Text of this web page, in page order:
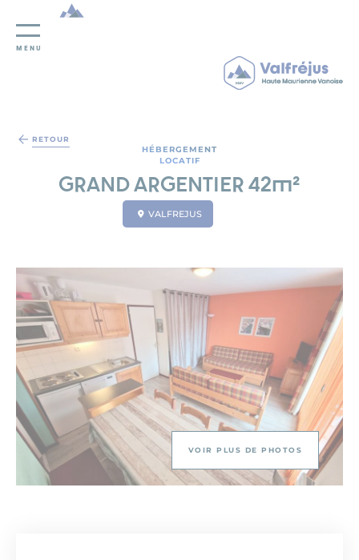
MENU
RETOUR
HÉBERGEMENT
LOCATIF
GRAND ARGENTIER 42m²
VALFREJUS
VOIR PLUS DE PHOTOS